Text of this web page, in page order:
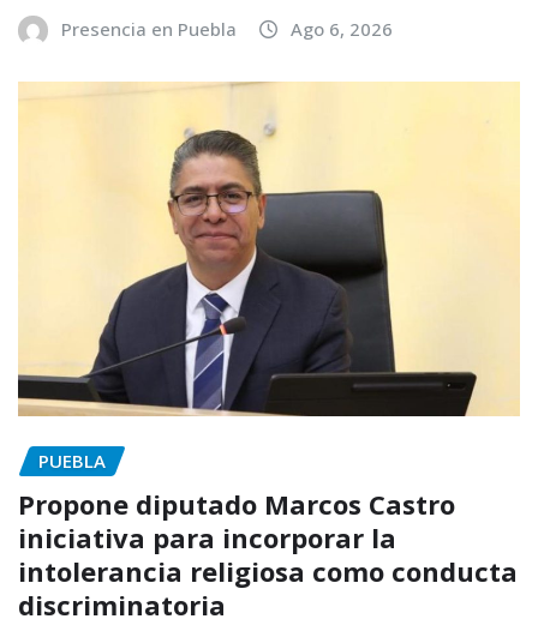
Presencia en Puebla Ago 6, 2026
PUEBLA
Propone diputado Marcos Castro
iniciativa para incorporar la
intolerancia religiosa como conducta
discriminatoria